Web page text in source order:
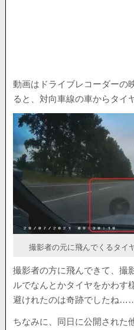
動画はドライブレコーダーの
ると、対向車線の車からタイ
撮影者の元に飛んでくるタイ
撮影者の方に飛んできて、撮
ルでなんとかタイヤをかわす
避けれたのは奇跡でしたね……
ちなみに、同日に公開された